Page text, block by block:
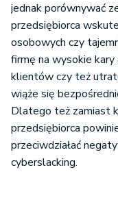
jednak porównywać
przedsiębiorca
osobowych czy
firmę na wysokie
klientów czy też
wiąże się
Dlatego też zamiast
przedsiębiorca
przeciwdziałać
cyberslacking.